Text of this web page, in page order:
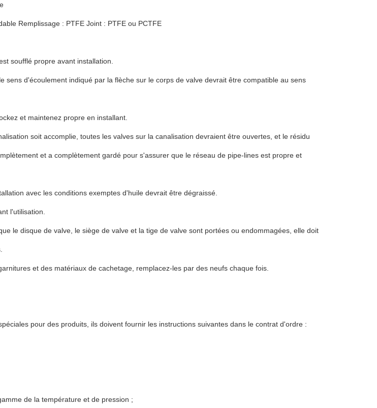
Remplissage : PTFE Joint : PTFE ou PCTFE
soufflé propre avant installation.
sens d'écoulement indiqué par la flèche sur le corps de valve devrait être compatible au sens
et maintenez propre en installant.
soit accomplie, toutes les valves sur la canalisation devraient être ouvertes, et le résidu
et a complètement gardé pour s'assurer que le réseau de pipe-lines est propre et
avec les conditions exemptes d'huile devrait être dégraissé.
l'utilisation.
le disque de valve, le siège de valve et la tige de valve sont portées ou endommagées, elle doit
et des matériaux de cachetage, remplacez-les par des neufs chaque fois.
pour des produits, ils doivent fournir les instructions suivantes dans le contrat d'ordre :
de la température et de pression ;